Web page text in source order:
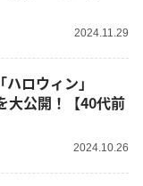
2024.11.29
ロウィン」
大公開！【40代前
2024.10.26